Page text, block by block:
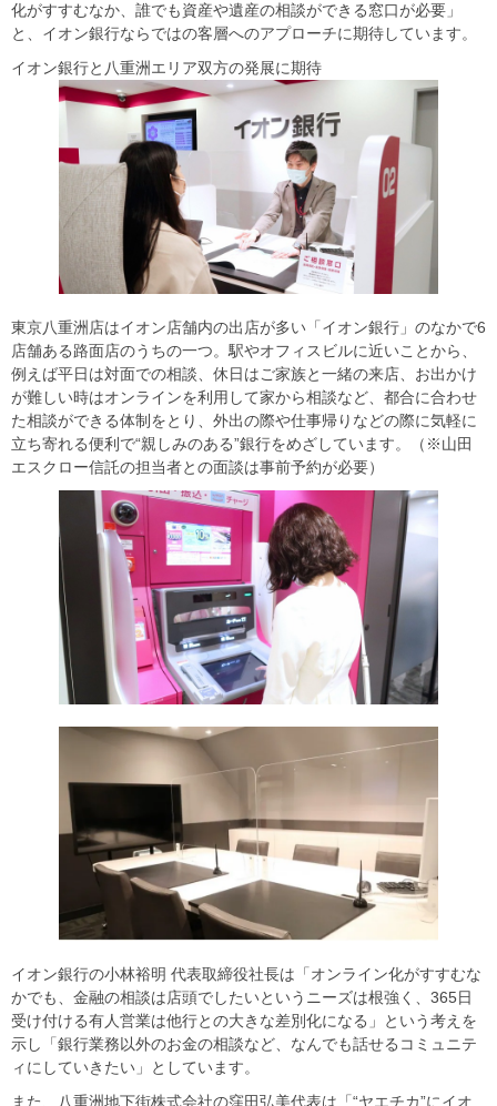
化がすすむなか、誰でも資産や遺産の相談ができる窓口が必要」
と、イオン銀行ならではの客層へのアプローチに期待しています。
イオン銀行と八重洲エリア双方の発展に期待
東京八重洲店はイオン店舗内の出店が多い「イオン銀行」のなかで6
店舗ある路面店のうちの一つ。駅やオフィスビルに近いことから、
例えば平日は対面での相談、休日はご家族と一緒の来店、お出かけ
が難しい時はオンラインを利用して家から相談など、都合に合わせ
た相談ができる体制をとり、外出の際や仕事帰りなどの際に気軽に
立ち寄れる便利で“親しみのある”銀行をめざしています。（※山田
エスクロー信託の担当者との面談は事前予約が必要）
イオン銀行の小林裕明 代表取締役社長は「オンライン化がすすむな
かでも、金融の相談は店頭でしたいというニーズは根強く、365日
受け付ける有人営業は他行との大きな差別化になる」という考えを
示し「銀行業務以外のお金の相談など、なんでも話せるコミュニテ
ィにしていきたい」としています。
また、八重洲地下街株式会社の窪田弘美代表は「“ヤエチカ”にイオ